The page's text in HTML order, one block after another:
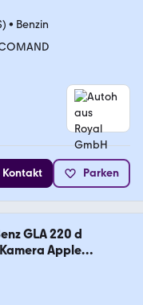
• Benzin
Kontakt Parken
GLA 220 d
Apple